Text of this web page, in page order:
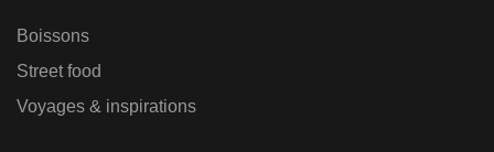
Boissons
Street food
Voyages & inspirations